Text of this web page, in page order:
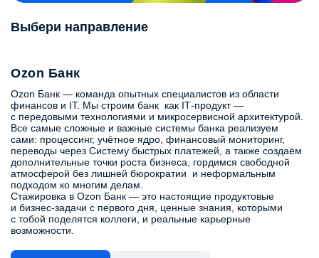
Выбери направление
Ozon Банк
Ozon Банк — команда опытных специалистов из области
финансов и IT. Мы строим банк как IT‑продукт —
с передовыми технологиями и микросервисной архитектурой.
Все самые сложные и важные системы банка реализуем
сами: процессинг, учётное ядро, финансовый мониторинг,
переводы через Систему быстрых платежей, а также создаём
дополнительные точки роста бизнеса, гордимся свободной
атмосферой без лишней бюрократии и неформальным
подходом ко многим делам.
Стажировка в Ozon Банк — это настоящие продуктовые
и бизнес-задачи с первого дня, ценные знания, которыми
с тобой поделятся коллеги, и реальные карьерные
возможности.